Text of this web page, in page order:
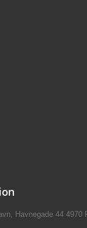
Havnegade 44 4970